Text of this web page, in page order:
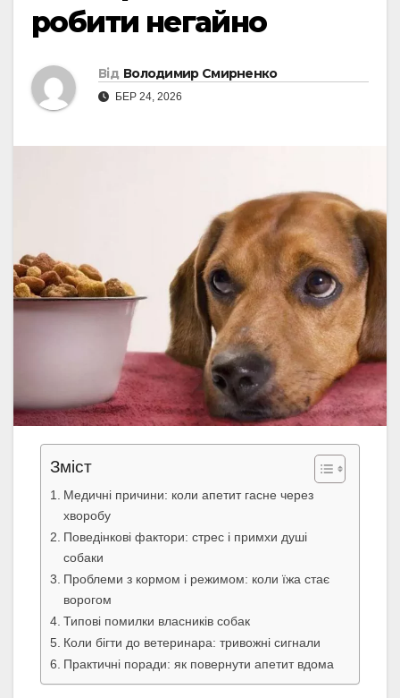
робити негайно
Від Володимир Смирненко
БЕР 24, 2026
Зміст
Медичні причини: коли апетит гасне через
хворобу
Поведінкові фактори: стрес і примхи душі
собаки
Проблеми з кормом і режимом: коли їжа стає
ворогом
Типові помилки власників собак
Коли бігти до ветеринара: тривожні сигнали
Практичні поради: як повернути апетит вдома